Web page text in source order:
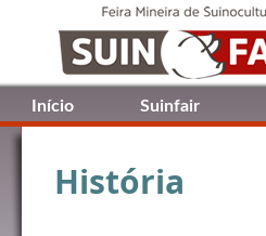
Início Suinfair
História